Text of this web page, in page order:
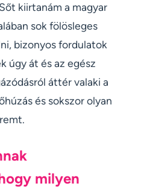
kiirtanám a magyar
sok fölösleges
bizonyos fordulatok
úgy át és az egész
áttér valaki a
és sokszor olyan
milyen